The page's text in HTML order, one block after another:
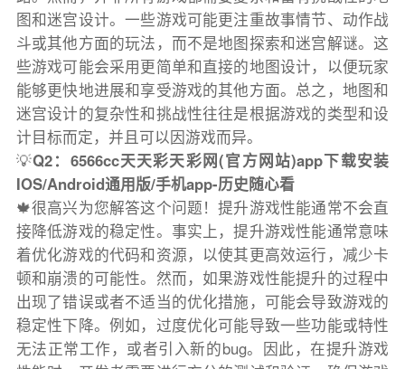
图和迷宫设计。一些游戏可能更注重故事情节、动作战
斗或其他方面的玩法，而不是地图探索和迷宫解谜。这
些游戏可能会采用更简单和直接的地图设计，以便玩家
能够更快地进展和享受游戏的其他方面。总之，地图和
迷宫设计的复杂性和挑战性往往是根据游戏的类型和设
计目标而定，并且可以因游戏而异。
💡Q2：6566cc天天彩天彩网(官方网站)app下载安装
IOS/Android通用版/手机app-历史随心看
🍁很高兴为您解答这个问题！提升游戏性能通常不会直
接降低游戏的稳定性。事实上，提升游戏性能通常意味
着优化游戏的代码和资源，以使其更高效运行，减少卡
顿和崩溃的可能性。然而，如果游戏性能提升的过程中
出现了错误或者不适当的优化措施，可能会导致游戏的
稳定性下降。例如，过度优化可能导致一些功能或特性
无法正常工作，或者引入新的bug。因此，在提升游戏